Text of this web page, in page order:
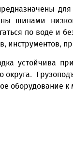
шинами
по воде и
инструментов,
устойчива
округа.
оборудование